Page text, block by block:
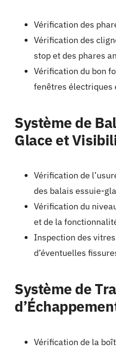
Vérification des
Vérification des
stop et des phares
Vérification du bon
fenêtres électriques
Système de
Glace et
Vérification de
des balais essuie-
Vérification du
et de la
Inspection des
d’éventuelles
Système de
Vérification de la